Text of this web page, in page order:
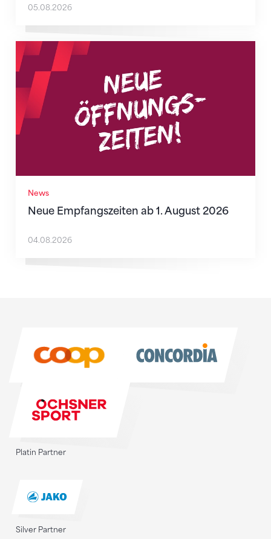
05.08.2026
News
Neue Empfangszeiten ab 1. August 2026
Neue Empfangszeiten ab 1. August 2026
04.08.2026
Platin Partner
Silver Partner